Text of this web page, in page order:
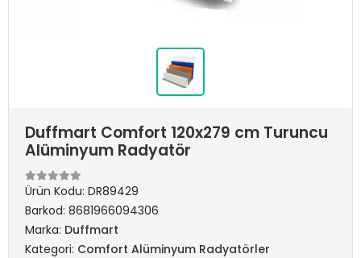
Duffmart Comfort 120x279 cm Turuncu
Alüminyum Radyatör
Ürün Kodu: DR89429
Barkod: 8681966094306
Marka: Duffmart
Kategori: Comfort Alüminyum Radyatörler